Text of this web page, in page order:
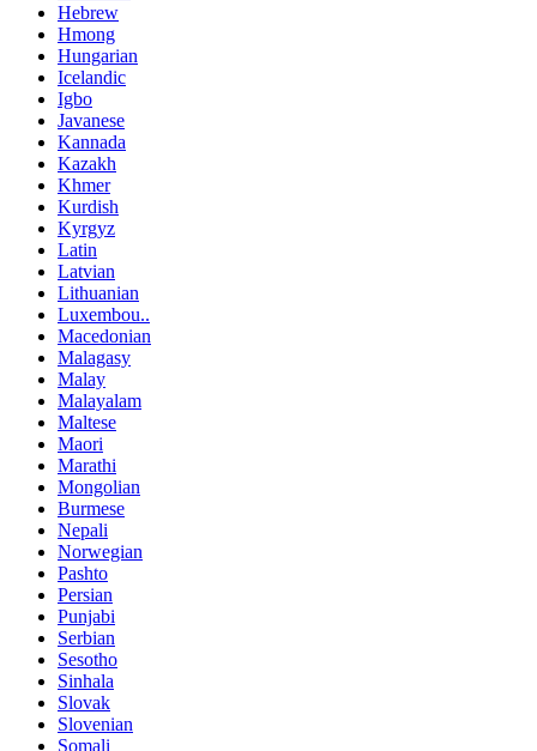
Hebrew
Hmong
Hungarian
Icelandic
Igbo
Javanese
Kannada
Kazakh
Khmer
Kurdish
Kyrgyz
Latin
Latvian
Lithuanian
Luxembou..
Macedonian
Malagasy
Malay
Malayalam
Maltese
Maori
Marathi
Mongolian
Burmese
Nepali
Norwegian
Pashto
Persian
Punjabi
Serbian
Sesotho
Sinhala
Slovak
Slovenian
Somali